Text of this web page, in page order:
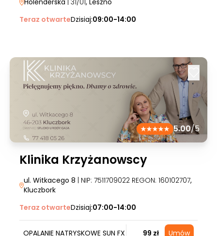
Holenderska | 31/U1, Leszno
Teraz otwarteDzisiaj:09:00-14:00
5.00/5
Klinika Krzyżanowscy
ul. Witkacego 8 | NIP: 7511709022 REGON: 160102707,
Kluczbork
Teraz otwarteDzisiaj:07:00-14:00
OPALANIE NATRYSKOWE SUN FX 99 zł Umów